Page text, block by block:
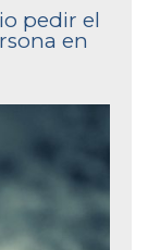
pedir el
en